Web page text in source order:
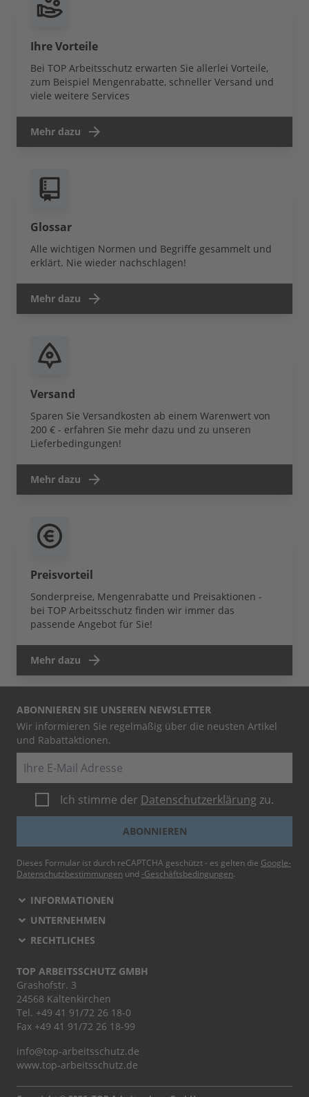
Ihre Vorteile
Bei TOP Arbeitsschutz erwarten Sie allerlei Vorteile,
zum Beispiel Mengenrabatte, schneller Versand und
viele weitere Services
Mehr dazu
Glossar
Alle wichtigen Normen und Begriffe gesammelt und
erklärt. Nie wieder nachschlagen!
Mehr dazu
Versand
Sparen Sie Versandkosten ab einem Warenwert von
200 € - erfahren Sie mehr dazu und zu unseren
Lieferbedingungen!
Mehr dazu
Preisvorteil
Sonderpreise, Mengenrabatte und Preisaktionen -
bei TOP Arbeitsschutz finden wir immer das
passende Angebot für Sie!
Mehr dazu
ABONNIEREN SIE UNSEREN NEWSLETTER
Wir informieren Sie regelmäßig über die neusten Artikel
und Rabattaktionen.
Ich stimme der Datenschutzerklärung zu.
ABONNIEREN
Dieses Formular ist durch reCAPTCHA geschützt - es gelten die Google-
Datenschutzbestimmungen und -Geschäftsbedingungen.
INFORMATIONEN
UNTERNEHMEN
RECHTLICHES
TOP ARBEITSSCHUTZ GMBH
Grashofstr. 3
24568 Kaltenkirchen
Tel. +49 41 91/72 26 18-0
Fax +49 41 91/72 26 18-99
info@top-arbeitsschutz.de
www.top-arbeitsschutz.de